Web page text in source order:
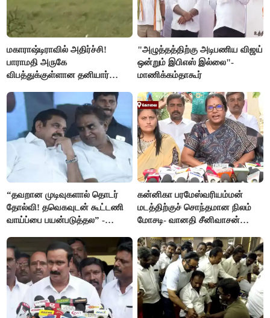
மகாராஷ்டிராவில் அதிர்ச்சி!
பாராமதி அருகே
விபத்துக்குள்ளான தனியார்
"அழுத்தத்திற்கு அடிபணிய விஜய்
ஒன்றும் இபிஎஸ் இல்லை"-
மாணிக்கம்தாகூர்
“தவறான முடிவுகளால் தொடர்
தோல்வி! தவெகவுடன் கூட்டணி
வாய்ப்பை பயன்படுத்தல” -
கன்னிகா பரமேஸ்வரியம்மன்
மடத்திற்குச் சொந்தமான நிலம்
மோசடி- வானதி சீனிவாசன்